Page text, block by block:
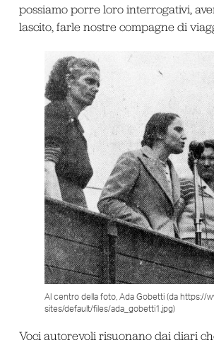
possiamo porre loro interrogativi,
lascito, farle nostre compagne di
Al centro della foto, Ada Gobetti (da https://
sites/default/files/ada_gobetti1.jpg)
Voci autorevoli risuonano dai diari